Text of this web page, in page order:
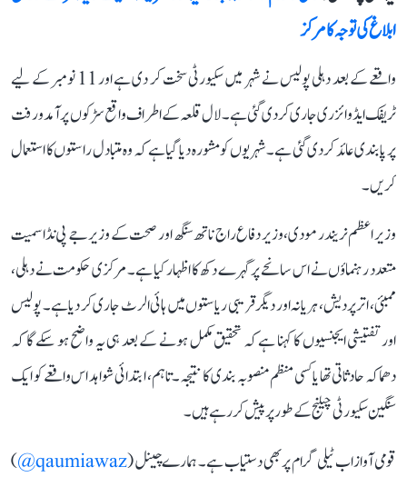
ابلاغ کی توجہ کا مرکز
واقعے کے بعد دہلی پولیس نے شہر میں سکیورٹی سخت کر دی ہے اور 11 نومبر کے لیے
ٹریفک ایڈوائزری جاری کر دی گئی ہے۔ لال قلعہ کے اطراف واقع سڑکوں پر آمد و رفت
پر پابندی عائد کر دی گئی ہے۔ شہریوں کو مشورہ دیا گیا ہے کہ وہ متبادل راستوں کا استعمال
کریں۔
وزیر اعظم نریندر مودی، وزیر دفاع راج ناتھ سنگھ اور صحت کے وزیر جے پی نڈا سمیت
متعدد رہنماؤں نے اس سانحے پر گہرے دکھ کا اظہار کیا ہے۔ مرکزی حکومت نے دہلی،
ممبئی، اتر پردیش، ہریانہ اور دیگر قریبی ریاستوں میں ہائی الرٹ جاری کر دیا ہے۔ پولیس
اور تفتیشی ایجنسیوں کا کہنا ہے کہ تحقیق مکمل ہونے کے بعد ہی یہ واضح ہو سکے گا کہ
دھماکہ حادثاتی تھا یا کسی منظم منصوبہ بندی کا نتیجہ۔ تاہم، ابتدائی شواہد اس واقعے کو ایک
سنگین سکیورٹی چیلنج کے طور پر پیش کر رہے ہیں۔
قومی آواز اب ٹیلی گرام پر بھی دستیاب ہے۔ ہمارے چینل (qaumiawaz@
)